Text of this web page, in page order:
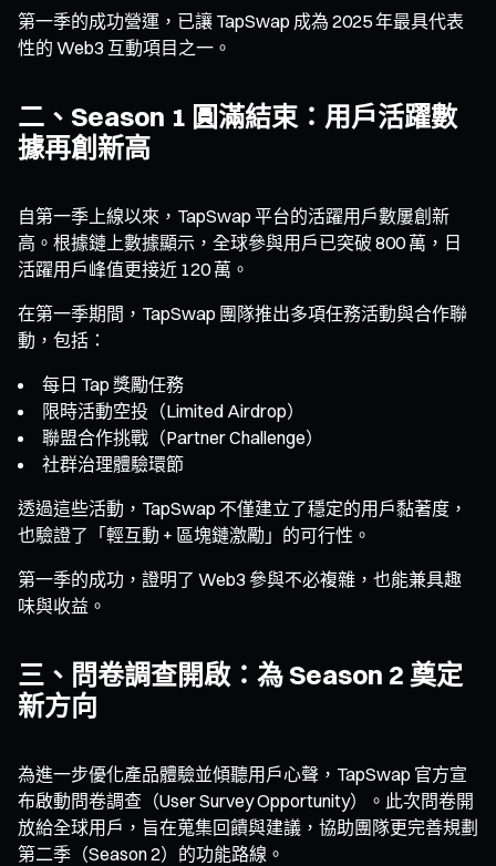
第一季的成功營運，已讓 TapSwap 成為 2025 年最具代表
性的 Web3 互動項目之一。
二、Season 1 圓滿結束：用戶活躍數
據再創新高
自第一季上線以來，TapSwap 平台的活躍用戶數屢創新
高。根據鏈上數據顯示，全球參與用戶已突破 800 萬，日
活躍用戶峰值更接近 120 萬。
在第一季期間，TapSwap 團隊推出多項任務活動與合作聯
動，包括：
每日 Tap 獎勵任務
限時活動空投（Limited Airdrop）
聯盟合作挑戰（Partner Challenge）
社群治理體驗環節
透過這些活動，TapSwap 不僅建立了穩定的用戶黏著度，
也驗證了「輕互動 + 區塊鏈激勵」的可行性。
第一季的成功，證明了 Web3 參與不必複雜，也能兼具趣
味與收益。
三、問卷調查開啟：為 Season 2 奠定
新方向
為進一步優化產品體驗並傾聽用戶心聲，TapSwap 官方宣
布啟動問卷調查（User Survey Opportunity）。此次問卷開
放給全球用戶，旨在蒐集回饋與建議，協助團隊更完善規劃
第二季（Season 2）的功能路線。